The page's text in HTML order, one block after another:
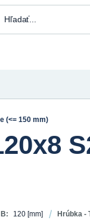
(<= 150 mm)
120 [mm] Hrúbka -